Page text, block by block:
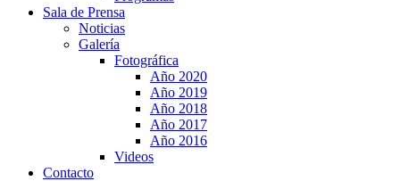
Sala de Prensa
Noticias
Galería
Fotográfica
Año 2020
Año 2019
Año 2018
Año 2017
Año 2016
Videos
Contacto